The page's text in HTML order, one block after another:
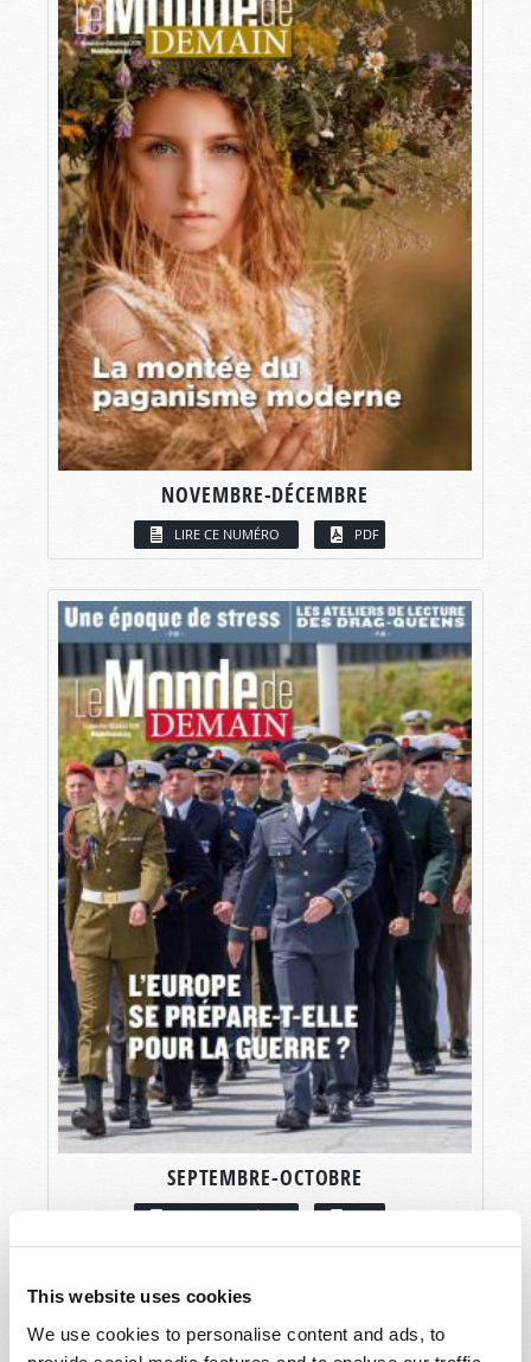
This website uses cookies
We use cookies to personalise content and ads, to
NOVEMBRE-DÉCEMBRE
LIRE CE NUMÉRO PDF
SEPTEMBRE-OCTOBRE
LIRE CE NUMÉRO PDF